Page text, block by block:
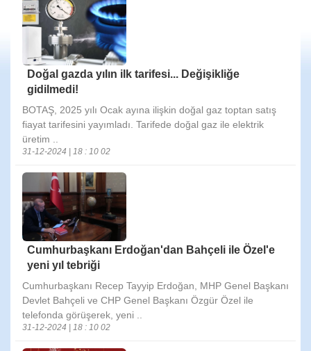
Doğal gazda yılın ilk tarifesi... Değişikliğe
gidilmedi!
BOTAŞ, 2025 yılı Ocak ayına ilişkin doğal gaz toptan satış
fiayat tarifesini yayımladı. Tarifede doğal gaz ile elektrik
üretim ..
31-12-2024 | 18 : 10 02
Cumhurbaşkanı Erdoğan'dan Bahçeli ile Özel'e
yeni yıl tebriği
Cumhurbaşkanı Recep Tayyip Erdoğan, MHP Genel Başkanı
Devlet Bahçeli ve CHP Genel Başkanı Özgür Özel ile
telefonda görüşerek, yeni ..
31-12-2024 | 18 : 10 02